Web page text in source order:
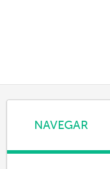
NAVEGAR